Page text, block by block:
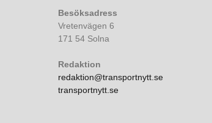
Besöksadress
Vretenvägen 6
171 54 Solna
Redaktion
redaktion@transportnytt.se
transportnytt.se